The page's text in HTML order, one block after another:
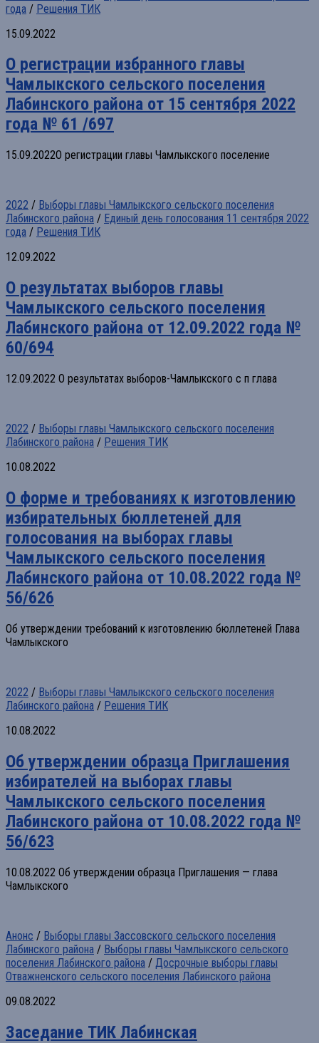
года / Решения ТИК
15.09.2022
О регистрации избранного главы
Чамлыкского сельского поселения
Лабинского района от 15 сентября 2022
года № 61 /697
15.09.2022О регистрации главы Чамлыкского поселение
2022 / Выборы главы Чамлыкского сельского поселения
Лабинского района / Единый день голосования 11 сентября 2022
года / Решения ТИК
12.09.2022
О результатах выборов главы
Чамлыкского сельского поселения
Лабинского района от 12.09.2022 года №
60/694
12.09.2022 О результатах выборов-Чамлыкского с п глава
2022 / Выборы главы Чамлыкского сельского поселения
Лабинского района / Решения ТИК
10.08.2022
О форме и требованиях к изготовлению
избирательных бюллетеней для
голосования на выборах главы
Чамлыкского сельского поселения
Лабинского района от 10.08.2022 года №
56/626
Об утверждении требований к изготовлению бюллетеней Глава
Чамлыкского
2022 / Выборы главы Чамлыкского сельского поселения
Лабинского района / Решения ТИК
10.08.2022
Об утверждении образца Приглашения
избирателей на выборах главы
Чамлыкского сельского поселения
Лабинского района от 10.08.2022 года №
56/623
10.08.2022 Об утверждении образца Приглашения — глава
Чамлыкского
Анонс / Выборы главы Зассовского сельского поселения
Лабинского района / Выборы главы Чамлыкского сельского
поселения Лабинского района / Досрочные выборы главы
Отважненского сельского поселения Лабинского района
09.08.2022
Заседание ТИК Лабинская